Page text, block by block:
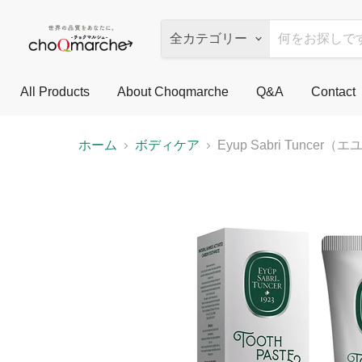
全カテゴリー
All Products About Choqmarche Q&A Contact
ホーム ボディケア Eyup Sabri Tuncer（エ